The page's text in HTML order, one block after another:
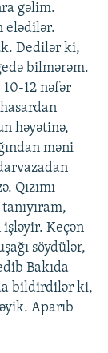
gəlim.
elədilər.
Dedilər ki,
bilmərəm.
10-12 nəfər
həyətinə,
məni
Qızımı
işləyir. Keçən
söydülər,
Bakıda
bildirdilər ki,
Aparıb